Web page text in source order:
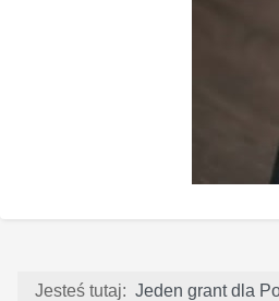
Jesteś tutaj: Jeden grant dla